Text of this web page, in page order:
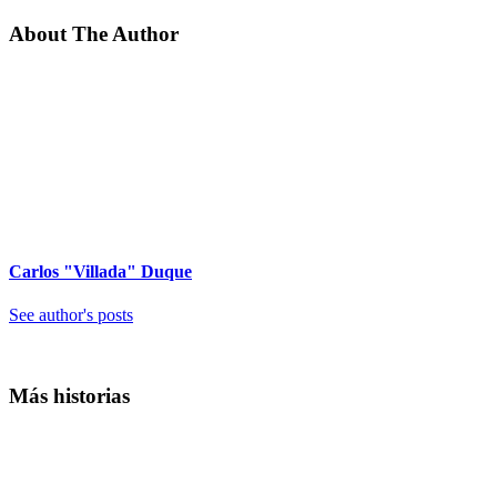
About The Author
Carlos "Villada" Duque
See author's posts
Más historias